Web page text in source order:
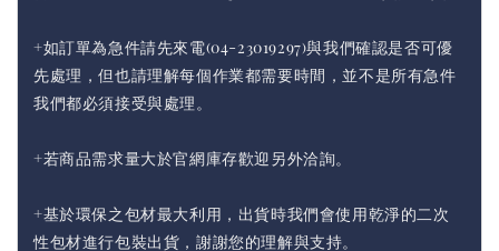
+如訂單為急件請先來電(04-23019297)與我們確認是否可優
先處理，但也請理解每個作業都需要時間，並不是所有急件
我們都必須接受與處理。
+若商品需求量大於官網庫存歡迎另外洽詢。
+基於環保之包材最大利用，出貨時我們會使用乾淨的二次
性包材進行包裝出貨，謝謝您的理解與支持。